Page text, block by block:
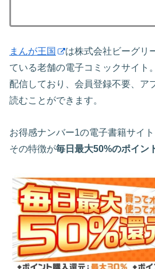
まんが王国
は株式会社ビーグリ
ている老舗の電子コミックサイト
配信しており、会員登録不要、ア
読むことができます。
お得感ナンバー1の電子書籍サイ
その特徴が毎日最大50%のポイン